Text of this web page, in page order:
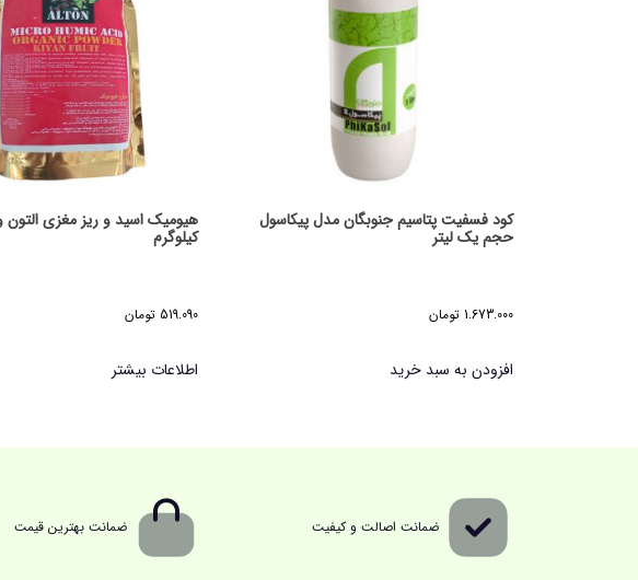
کود فسفیت پتاسیم جنوبگان مدل پیکاسول
حجم یک لیتر
1.673.000 تومان
افزودن به سبد خرید
کیلوگرم
519.090 تومان
اطلاعات بیشتر
ضمانت اصالت و کیفیت ضمانت بهترین قیمت